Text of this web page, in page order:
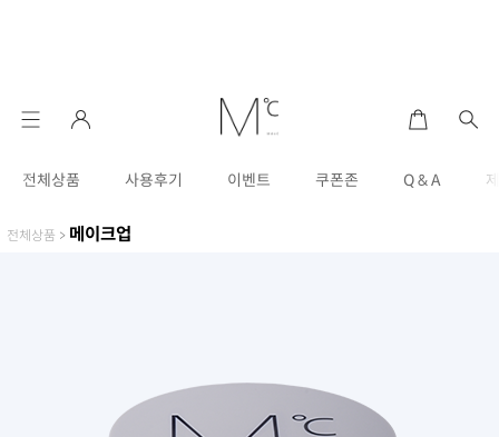
전체상품 사용후기 이벤트 쿠폰존 Q & A
전체상품 > 메이크업